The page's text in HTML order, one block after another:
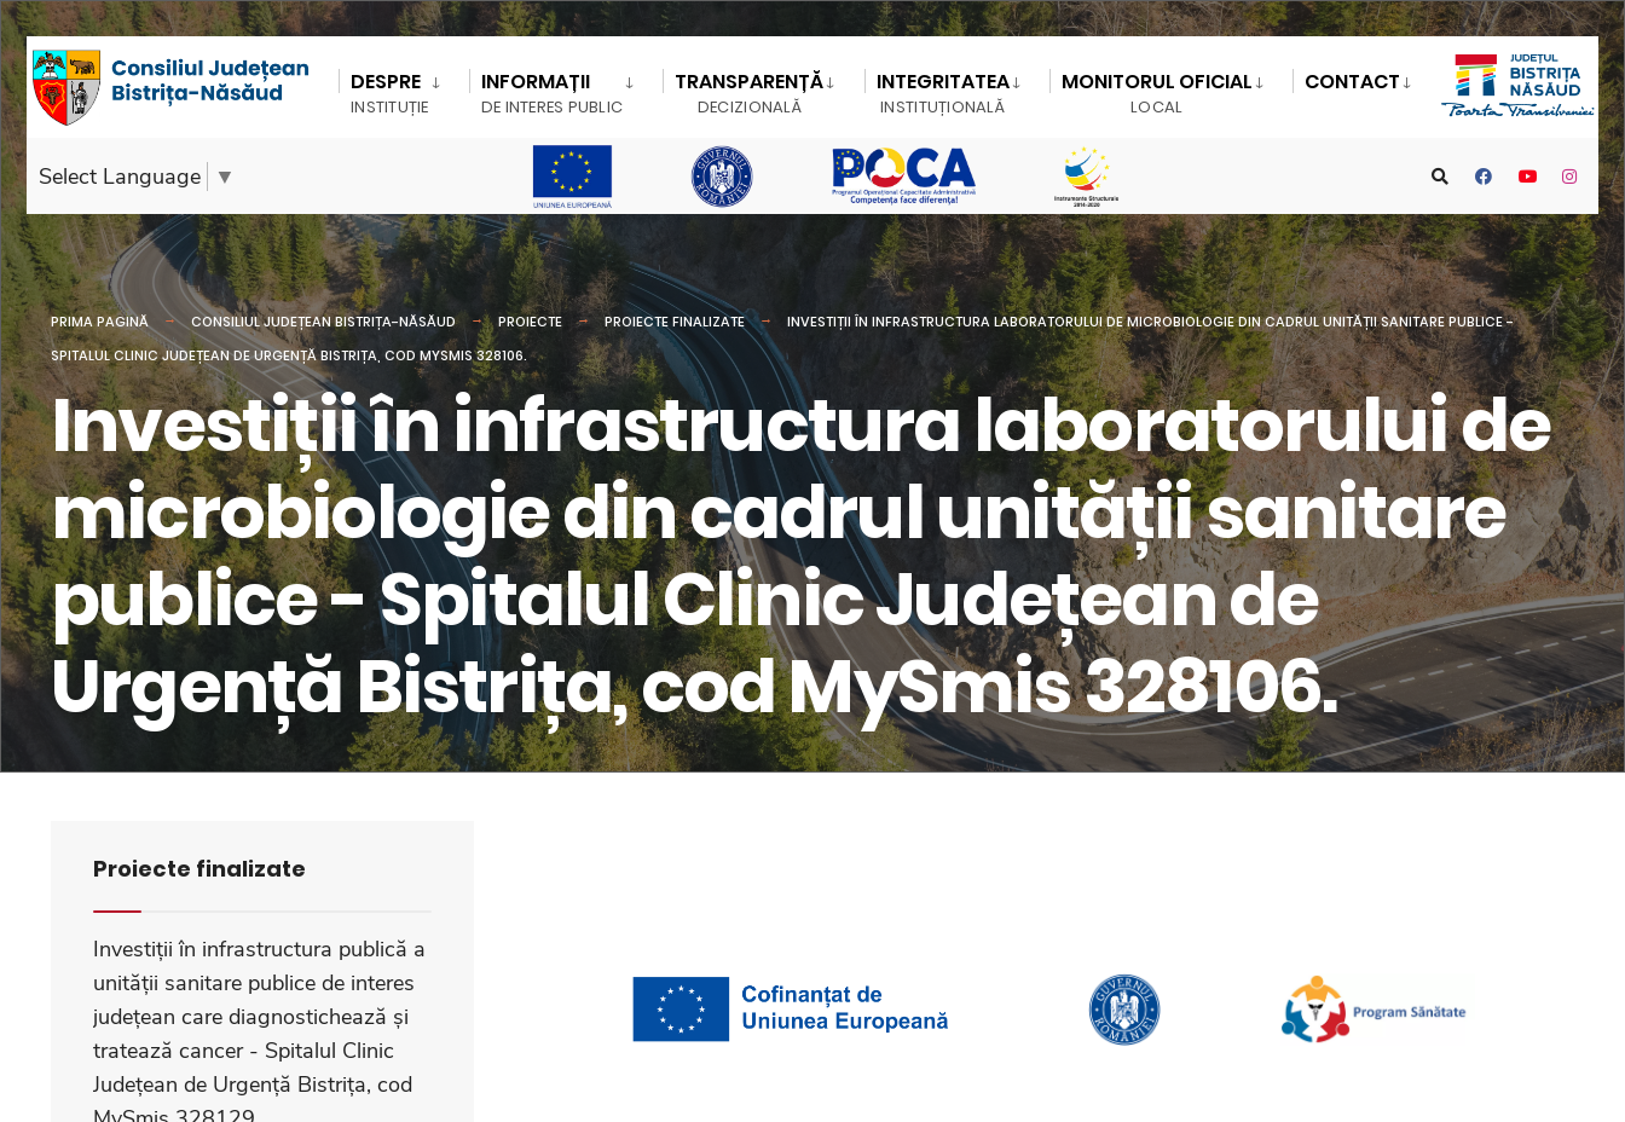
DESPRE
INSTITUȚIE
INFORMAȚII
DE INTERES PUBLIC
TRANSPARENȚĂ
DECIZIONALĂ
INTEGRITATEA
INSTITUȚIONALĂ
MONITORUL OFICIAL
LOCAL
CONTACT
Select Language ▼
PRIMA PAGINĂ CONSILIUL JUDEȚEAN BISTRIȚA-NĂSĂUD PROIECTE PROIECTE FINALIZATE
INVESTIȚII ÎN INFRASTRUCTURA LABORATORULUI DE MICROBIOLOGIE DIN CADRUL UNITĂȚII SANITARE PUBLICE -
SPITALUL CLINIC JUDEȚEAN DE URGENȚĂ BISTRIȚA, COD MYSMIS 328106.
Investiții în infrastructura laboratorului de
microbiologie din cadrul unității sanitare
publice - Spitalul Clinic Județean de
Urgență Bistrița, cod MySmis 328106.
Proiecte finalizate
Investiții în infrastructura publică a
unității sanitare publice de interes
județean care diagnostichează și
tratează cancer - Spitalul Clinic
Județean de Urgență Bistrița, cod